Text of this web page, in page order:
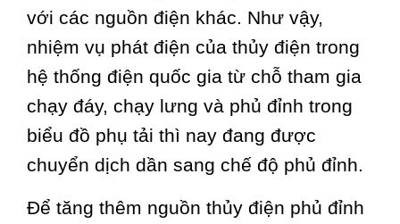
với các nguồn điện khác. Như vậy,
nhiệm vụ phát điện của thủy điện trong
hệ thống điện quốc gia từ chỗ tham gia
chạy đáy, chạy lưng và phủ đỉnh trong
biểu đồ phụ tải thì nay đang được
chuyển dịch dần sang chế độ phủ đỉnh.
Để tăng thêm nguồn thủy điện phủ đỉnh